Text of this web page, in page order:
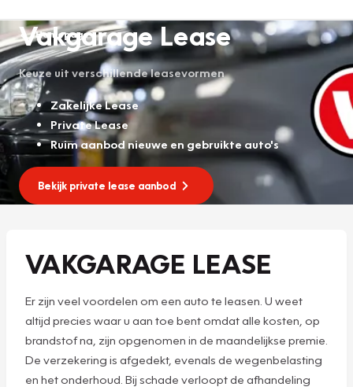
Homepage
Vakgarage Lease
Keuze uit verschillende leasevormen
Zakelijke Lease
Private Lease
Ruim aanbod nieuwe en gebruikte auto's
Bekijk private lease aanbod
VAKGARAGE LEASE
Er zijn veel voordelen om een auto te leasen. U weet
altijd precies waar u aan toe bent omdat alle kosten, op
brandstof na, zijn opgenomen in de maandelijkse premie.
De verzekering is afgedekt, evenals de wegenbelasting
en het onderhoud. Bij schade verloopt de afhandeling